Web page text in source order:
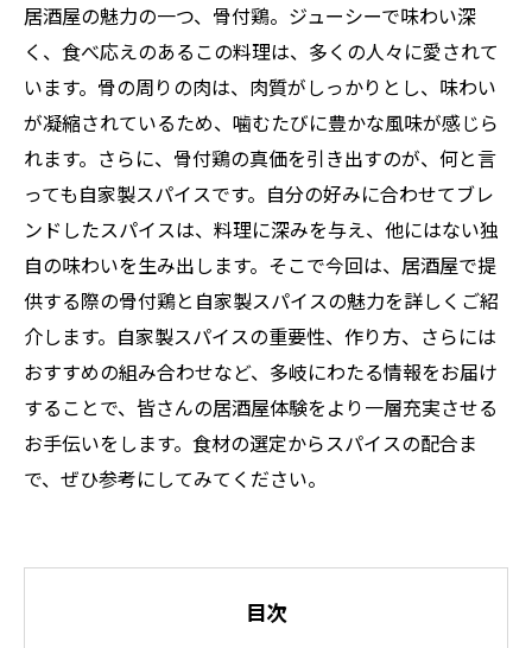
居酒屋の魅力の一つ、骨付鶏。ジューシーで味わい深
く、食べ応えのあるこの料理は、多くの人々に愛されて
います。骨の周りの肉は、肉質がしっかりとし、味わい
が凝縮されているため、噛むたびに豊かな風味が感じら
れます。さらに、骨付鶏の真価を引き出すのが、何と言
っても自家製スパイスです。自分の好みに合わせてブレ
ンドしたスパイスは、料理に深みを与え、他にはない独
自の味わいを生み出します。そこで今回は、居酒屋で提
供する際の骨付鶏と自家製スパイスの魅力を詳しくご紹
介します。自家製スパイスの重要性、作り方、さらには
おすすめの組み合わせなど、多岐にわたる情報をお届け
することで、皆さんの居酒屋体験をより一層充実させる
お手伝いをします。食材の選定からスパイスの配合ま
で、ぜひ参考にしてみてください。
目次